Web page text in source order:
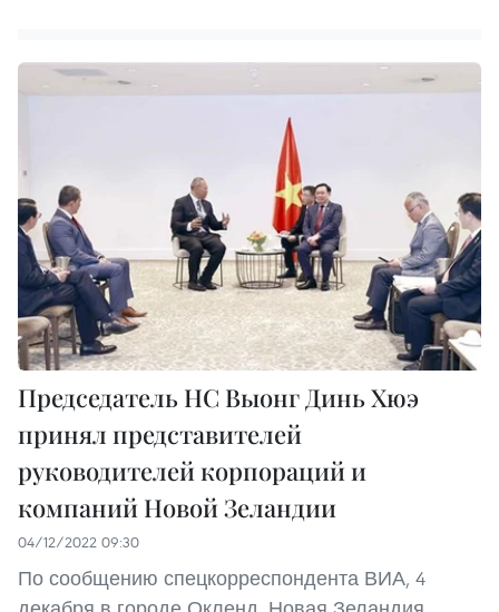
Председатель НC Выонг Динь Хюэ
принял представителей
руководителей корпораций и
компаний Новой Зеландии
04/12/2022 09:30
По сообщению спецкорреспондента ВИА, 4